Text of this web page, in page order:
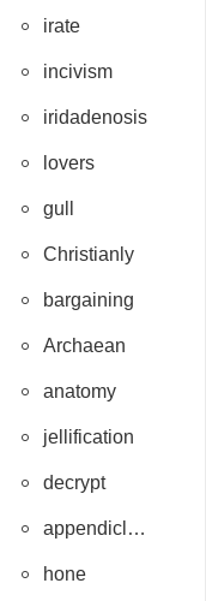
irate
incivism
iridadenosis
lovers
gull
Christianly
bargaining
Archaean
anatomy
jellification
decrypt
appendiclausis
hone